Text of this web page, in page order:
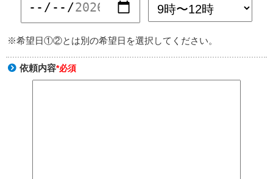
※希望日①②とは別の希望日を選択してください。
依頼内容*必須